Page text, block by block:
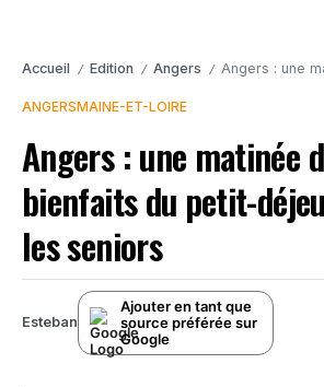
Accueil / Edition / Angers / Angers : une matinée dédiée
ANGERSMAINE-ET-LOIRE
Angers : une matinée
bienfaits du petit-
les seniors
Esteban
Ajouter en tant que
source préférée sur
Google